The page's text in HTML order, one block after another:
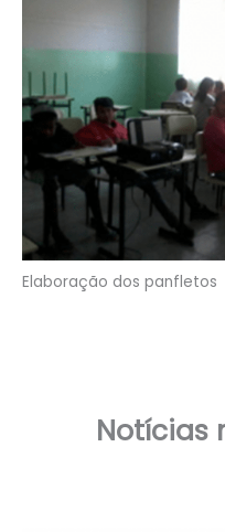
Elaboração dos panfletos
Notícias